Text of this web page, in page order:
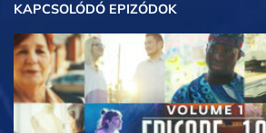
KAPCSOLÓDÓ EPIZÓDOK